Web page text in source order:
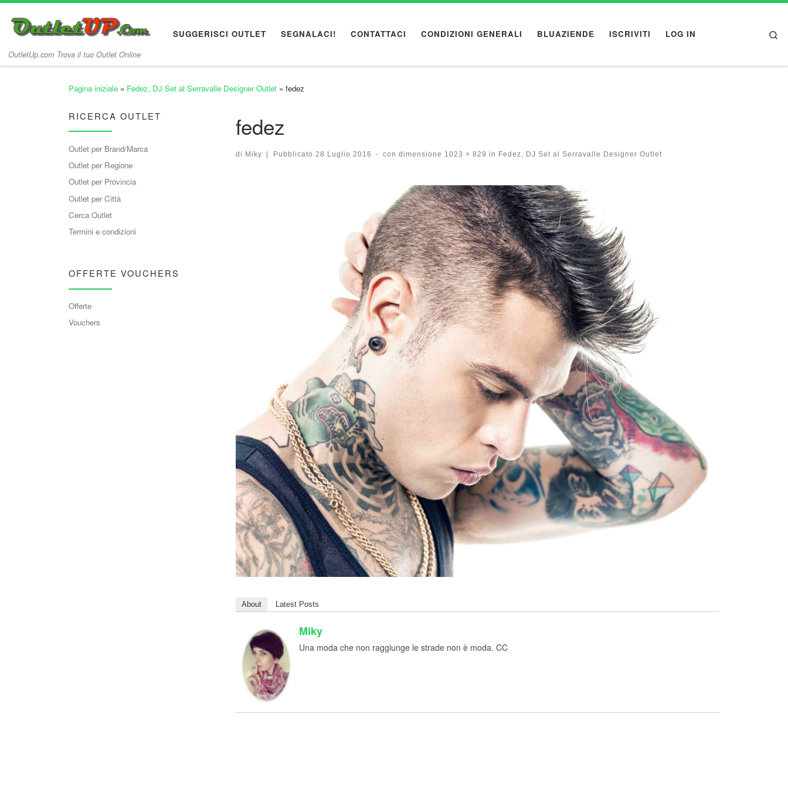
Passa al contenuto
OutletUp.com Trova il tuo Outlet Online
SUGGERISCI OUTLET SEGNALACI! CONTATTACI CONDIZIONI GENERALI BLUAZIENDE ISCRIVITI LOG IN
Pagina iniziale » Fedez, DJ Set al Serravalle Designer Outlet » fedez
fedez
di Miky | Pubblicato 28 Luglio 2016 - con dimensione 1023 × 829 in Fedez, DJ Set al Serravalle Designer Outlet
About Latest Posts
Miky
Una moda che non raggiunge le strade non è moda. CC
RICERCA OUTLET
Outlet per Brand/Marca
Outlet per Regione
Outlet per Provincia
Outlet per Città
Cerca Outlet
Termini e condizioni
OFFERTE VOUCHERS
Offerte
Vouchers